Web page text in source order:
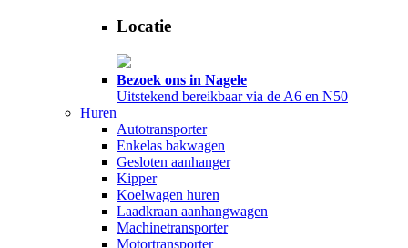
Locatie
Bezoek ons in Nagele
Uitstekend bereikbaar via de A6 en N50
Huren
Autotransporter
Enkelas bakwagen
Gesloten aanhanger
Kipper
Koelwagen huren
Laadkraan aanhangwagen
Machinetransporter
Motortransporter